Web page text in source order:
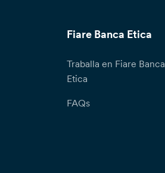
Fiare Banca Etica
Traballa en Fiare Banca
Etica
FAQs